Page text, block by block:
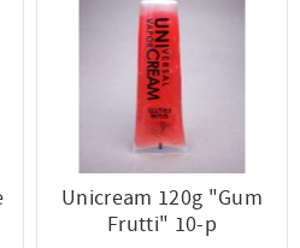
Unicream 120g "Gum
Frutti" 10-p